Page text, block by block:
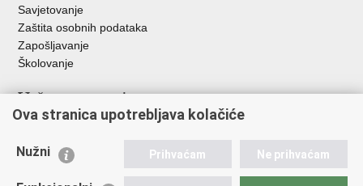
Savjetovanje
Zaštita osobnih podataka
Zapošljavanje
Školovanje
Važne poveznice
Ministarstvo unutarnjih poslova
Udruge
Ova stranica upotrebljava kolačiće
Nužni Prihvaćam Ne prihvaćam